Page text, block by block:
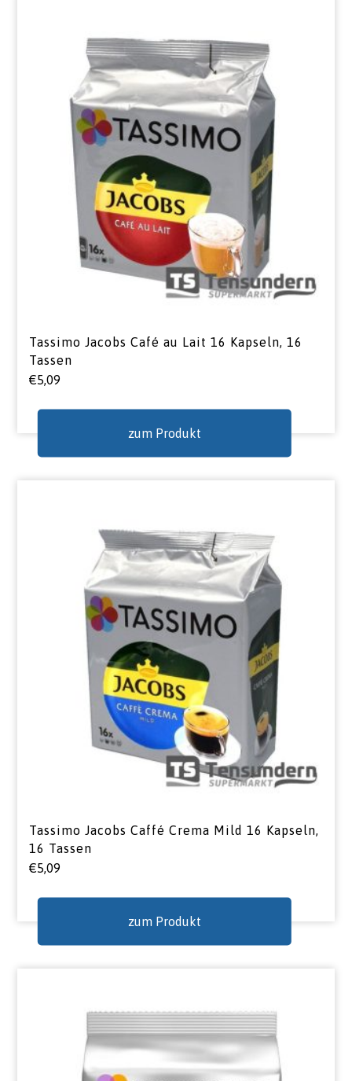
Tassimo Jacobs Café au Lait 16 Kapseln, 16
Tassen
€5,09
zum Produkt
Tassimo Jacobs Caffé Crema Mild 16 Kapseln,
16 Tassen
€5,09
zum Produkt